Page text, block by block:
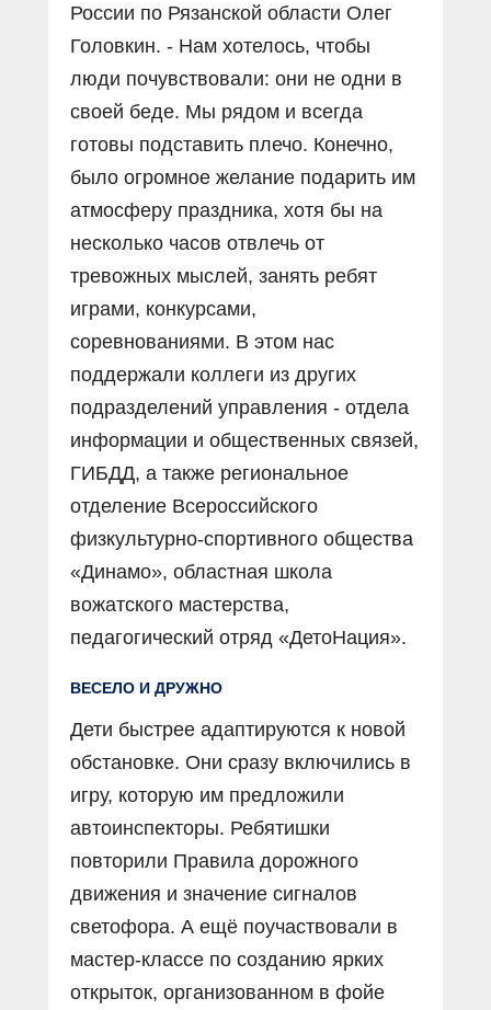
России по Рязанской области Олег
Головкин. - Нам хотелось, чтобы
люди почувствовали: они не одни в
своей беде. Мы рядом и всегда
готовы подставить плечо. Конечно,
было огромное желание подарить им
атмосферу праздника, хотя бы на
несколько часов отвлечь от
тревожных мыслей, занять ребят
играми, конкурсами,
соревнованиями. В этом нас
поддержали коллеги из других
подразделений управления - отдела
информации и общественных связей,
ГИБДД, а также региональное
отделение Всероссийского
физкультурно-спортивного общества
«Динамо», областная школа
вожатского мастерства,
педагогический отряд «ДетоНация».
ВЕСЕЛО И ДРУЖНО
Дети быстрее адаптируются к новой
обстановке. Они сразу включились в
игру, которую им предложили
автоинспекторы. Ребятишки
повторили Правила дорожного
движения и значение сигналов
светофора. А ещё поучаствовали в
мастер-классе по созданию ярких
открыток, организованном в фойе